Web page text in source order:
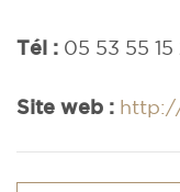
Tél : 05 53 55 15
Site web :